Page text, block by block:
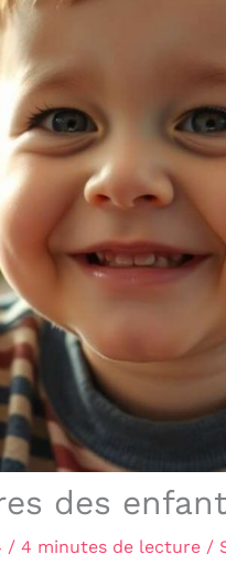
des
/ 4 minutes de lecture /